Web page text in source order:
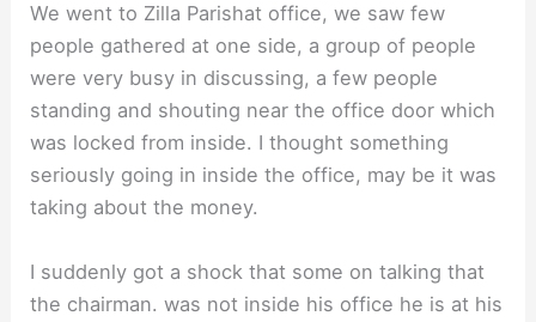
We went to Zilla Parishat office, we saw few
people gathered at one side, a group of people
were very busy in discussing, a few people
standing and shouting near the office door which
was locked from inside. I thought something
seriously going in inside the office, may be it was
taking about the money.
I suddenly got a shock that some on talking that
the chairman. was not inside his office he is at his